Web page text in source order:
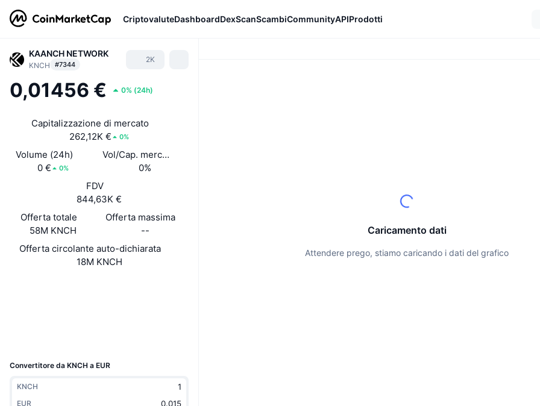
CriptovaluteDashboardDexScanScambiCommunityAPIProdotti
KAANCH NETWORK
KNCH #7344
2K
0,01456 € 0% (24h)
Capitalizzazione di mercato
262,12K €
0%
Volume (24h)
0 €
0%
Vol/Cap. mercato (24h)
0%
FDV
844,63K €
Offerta totale
58M KNCH
Offerta massima
--
Offerta circolante auto-dichiarata
18M KNCH
Convertitore da KNCH a EUR
KNCH
EUR
Caricamento dati
Attendere prego, stiamo caricando i dati del grafico